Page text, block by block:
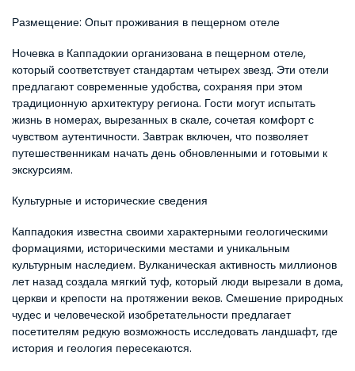
Размещение: Опыт проживания в пещерном отеле
Ночевка в Каппадокии организована в пещерном отеле,
который соответствует стандартам четырех звезд. Эти отели
предлагают современные удобства, сохраняя при этом
традиционную архитектуру региона. Гости могут испытать
жизнь в номерах, вырезанных в скале, сочетая комфорт с
чувством аутентичности. Завтрак включен, что позволяет
путешественникам начать день обновленными и готовыми к
экскурсиям.
Культурные и исторические сведения
Каппадокия известна своими характерными геологическими
формациями, историческими местами и уникальным
культурным наследием. Вулканическая активность миллионов
лет назад создала мягкий туф, который люди вырезали в дома,
церкви и крепости на протяжении веков. Смешение природных
чудес и человеческой изобретательности предлагает
посетителям редкую возможность исследовать ландшафт, где
история и геология пересекаются.